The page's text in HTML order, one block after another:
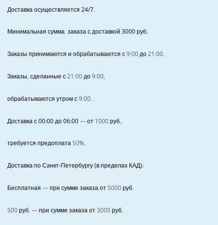
Доставка осуществляется 24/7.
Минимальная сумма заказа с доставкой 3000 руб.
Заказы принимаются и обрабатываются с 9:00 до 21:00.
Заказы, сделанные с 21:00 до 9:00,
обрабатываются утром с 9:00.
Доставка с 00:00 до 06:00— от 1000руб.,
требуется предоплата 50%.
Доставка по Санкт‑Петербургу (в пределах КАД):
Бесплатная — при сумме заказа от 5000руб.
500руб. — при сумме заказа от3000руб.